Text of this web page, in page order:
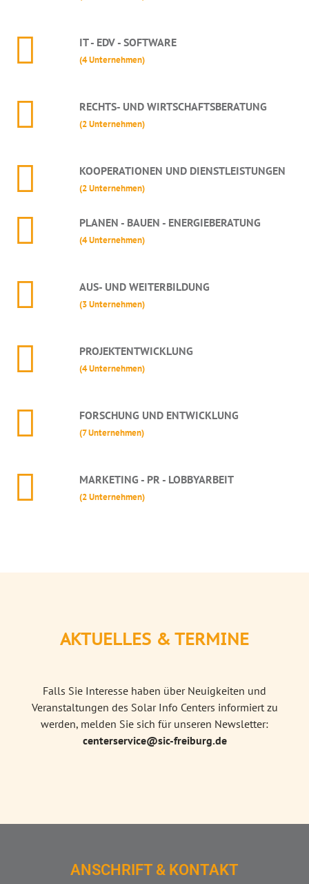
IT - EDV - SOFTWARE
(4 Unternehmen)
RECHTS- UND WIRTSCHAFTSBERATUNG
(2 Unternehmen)
KOOPERATIONEN UND DIENSTLEISTUNGEN
(2 Unternehmen)
PLANEN - BAUEN - ENERGIEBERATUNG
(4 Unternehmen)
AUS- UND WEITERBILDUNG
(3 Unternehmen)
PROJEKTENTWICKLUNG
(4 Unternehmen)
FORSCHUNG UND ENTWICKLUNG
(7 Unternehmen)
MARKETING - PR - LOBBYARBEIT
(2 Unternehmen)
AKTUELLES & TERMINE
Falls Sie Interesse haben über Neuigkeiten und
Veranstaltungen des Solar Info Centers informiert zu
werden, melden Sie sich für unseren Newsletter:
centerservice@sic-freiburg.de
ANSCHRIFT & KONTAKT